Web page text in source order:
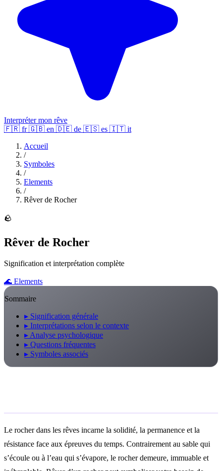
Interpréter mon rêve
🇫🇷 fr 🇬🇧 en 🇩🇪 de 🇪🇸 es 🇮🇹 it
Accueil
/
Symboles
/
Elements
/
Rêver de Rocher
🪨
Rêver de Rocher
Signification et interprétation complète
🌊 Elements
Sommaire
▸ Signification générale
▸ Interprétations selon le contexte
▸ Analyse psychologique
▸ Questions fréquentes
▸ Symboles associés
Le rocher dans les rêves incarne la solidité, la permanence et la
résistance face aux épreuves du temps. Contrairement au sable qui
s’écoule ou à l’eau qui s’évapore, le rocher demeure, immuable et